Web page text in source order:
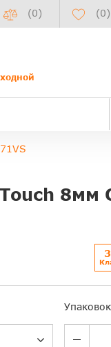
(0) (0)
8мм
Упаковок